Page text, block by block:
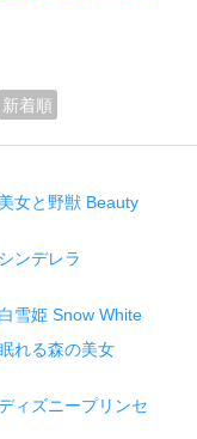
新着順
女と野獣 Beauty
ンデレラ
雪姫 Snow White
れる森の美女
ィズニープリンセ